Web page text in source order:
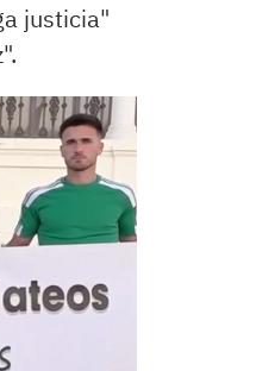
justicia"